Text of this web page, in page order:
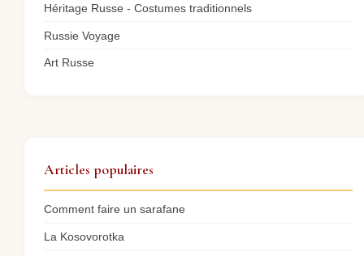
Héritage Russe - Costumes traditionnels
Russie Voyage
Art Russe
Articles populaires
Comment faire un sarafane
La Kosovorotka